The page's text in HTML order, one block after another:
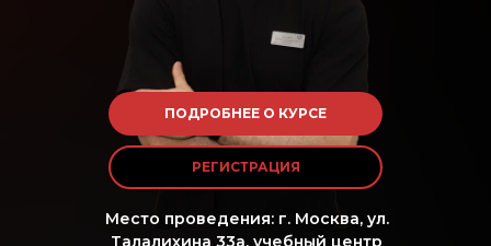
Место проведения: г. Москва, ул.
Талалихина 33а, учебный центр
РЕГИСТРАЦИЯ
ПОДРОБНЕЕ О КУРСЕ